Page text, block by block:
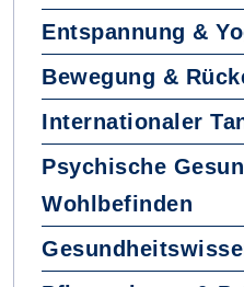
Entspannung &
Bewegung &
Internationaler
Psychische
Wohlbefinden